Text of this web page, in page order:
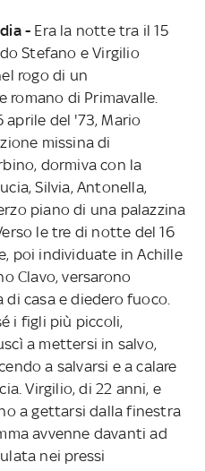
- Era la notte tra il 15
Stefano e Virgilio
rogo di un
di Primavalle.
aprile del '73, Mario
missina di
dormiva con la
Silvia, Antonella,
piano di una palazzina
le tre di notte del 16
poi individuate in Achille
Clavo, versarono
casa e diedero fuoco.
i figli più piccoli,
a mettersi in salvo,
a salvarsi e a calare
Virgilio, di 22 anni, e
a gettarsi dalla finestra
avvenne davanti ad
nei pressi